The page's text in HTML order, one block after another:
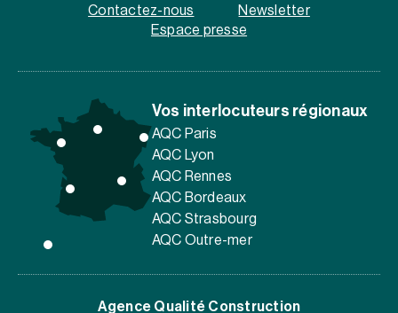
Contactez-nous
Newsletter
Espace presse
Vos interlocuteurs régionaux
AQC Paris
AQC Lyon
AQC Rennes
AQC Bordeaux
AQC Strasbourg
AQC Outre-mer
Agence Qualité Construction